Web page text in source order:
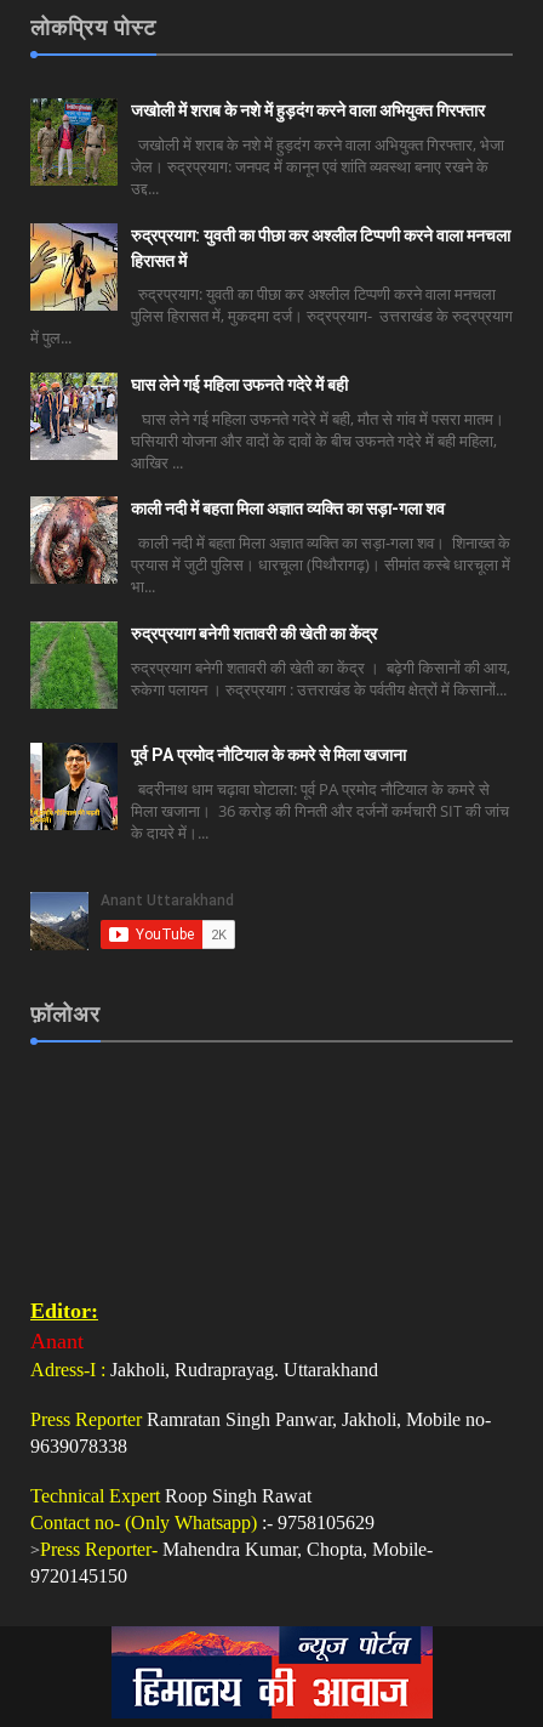
लोकप्रिय पोस्ट
जखोली में शराब के नशे में हुड़दंग करने वाला अभियुक्त गिरफ्तार
जखोली में शराब के नशे में हुड़दंग करने वाला अभियुक्त गिरफ्तार, भेजा
जेल। रुद्रप्रयाग: जनपद में कानून एवं शांति व्यवस्था बनाए रखने के
उद्द...
रुद्रप्रयाग: युवती का पीछा कर अश्लील टिप्पणी करने वाला मनचला
हिरासत में
रुद्रप्रयाग: युवती का पीछा कर अश्लील टिप्पणी करने वाला मनचला
पुलिस हिरासत में, मुकदमा दर्ज। रुद्रप्रयाग- उत्तराखंड के रुद्रप्रयाग
में पुल...
घास लेने गई महिला उफनते गदेरे में बही
घास लेने गई महिला उफनते गदेरे में बही, मौत से गांव में पसरा मातम।
घसियारी योजना और वादों के दावों के बीच उफनते गदेरे में बही महिला,
आखिर ...
काली नदी में बहता मिला अज्ञात व्यक्ति का सड़ा-गला शव
काली नदी में बहता मिला अज्ञात व्यक्ति का सड़ा-गला शव। शिनाख्त के
प्रयास में जुटी पुलिस। धारचूला (पिथौरागढ़)। सीमांत कस्बे धारचूला में
भा...
रुद्रप्रयाग बनेगी शतावरी की खेती का केंद्र
रुद्रप्रयाग बनेगी शतावरी की खेती का केंद्र । बढ़ेगी किसानों की आय,
रुकेगा पलायन । रुद्रप्रयाग : उत्तराखंड के पर्वतीय क्षेत्रों में किसानों...
पूर्व PA प्रमोद नौटियाल के कमरे से मिला खजाना
बदरीनाथ धाम चढ़ावा घोटाला: पूर्व PA प्रमोद नौटियाल के कमरे से
मिला खजाना। 36 करोड़ की गिनती और दर्जनों कर्मचारी SIT की जांच
के दायरे में।...
फ़ॉलोअर
Editor:
Anant
Adress-I : Jakholi, Rudraprayag. Uttarakhand
Press ReporterRamratan Singh Panwar, Jakholi, Mobile no-
9639078338
Technical Expert Roop Singh Rawat
Contact no- (Only Whatsapp) :- 9758105629
>Press Reporter- Mahendra Kumar, Chopta, Mobile-
9720145150